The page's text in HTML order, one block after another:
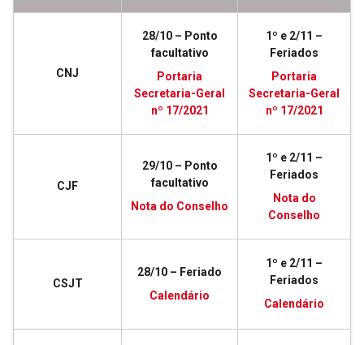
CNJ
28/10 – Ponto
facultativo
Portaria
Secretaria-Geral
nº 17/2021
1º e 2/11 –
Feriados
Portaria
Secretaria-Geral
nº 17/2021
CJF
29/10 – Ponto
facultativo
Nota do Conselho
1º e 2/11 –
Feriados
Nota do
Conselho
CSJT
28/10 – Feriado
Calendário
1º e 2/11 –
Feriados
Calendário